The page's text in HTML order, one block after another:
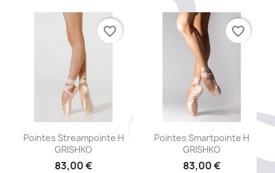
Aperçu rapide
Pointes Streampointe H
GRISHKO
83,00 €
favorite_border
Aperçu rapide
Pointes Smartpointe H
GRISHKO
83,00 €
favorite_border